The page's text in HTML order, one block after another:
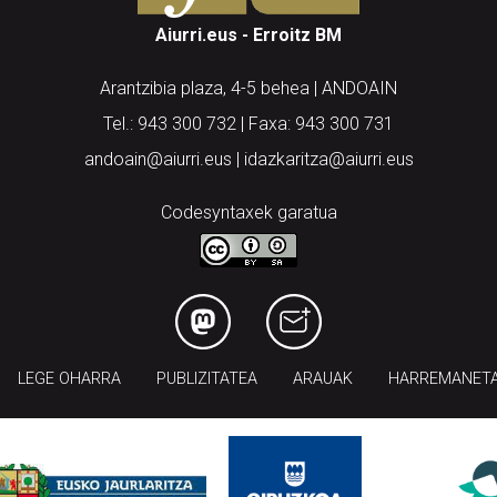
Aiurri.eus - Erroitz BM
Arantzibia plaza, 4-5 behea | ANDOAIN
Tel.: 943 300 732 | Faxa: 943 300 731
andoain@aiurri.eus | idazkaritza@aiurri.eus
Codesyntaxek garatua
LEGE OHARRA PUBLIZITATEA ARAUAK